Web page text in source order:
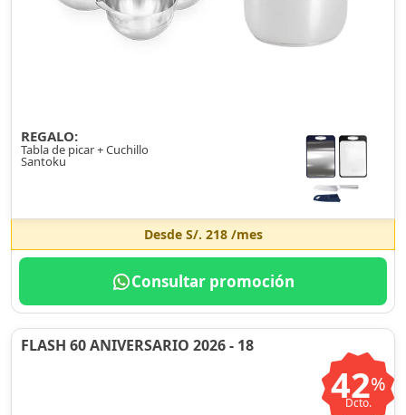
REGALO:
Tabla de picar + Cuchillo
Santoku
Desde S/. 218/mes
Consultar promoción
FLASH 60 ANIVERSARIO 2026 - 18
42%
Dcto.